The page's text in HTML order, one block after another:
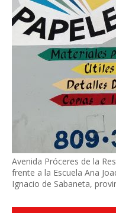
Avenida Próceres de la
frente a la Escuela Ana
Ignacio de Sabaneta,